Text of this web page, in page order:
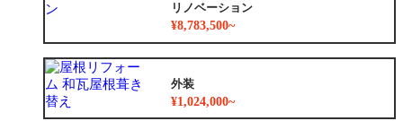
リノベーション
¥8,783,500~
外装
¥1,024,000~